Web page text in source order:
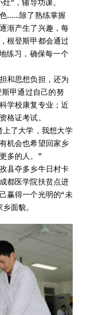
”，辅导功课。
……除了熟练掌握
渐产生了兴趣，每
根登斯甲都会通过
练习，确保每一个
和思想负担，还为
甲通过自己的努
学校康复专业；近
格证考试。
上了大学，我想大学
机会也希望回家乡
多的人。”
县夺多乡牛日村卡
都医学院扶贫点进
赢得一个光明的“未
面貌。